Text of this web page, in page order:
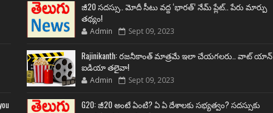
జీ20 సదస్సు.. మోదీ సీటు వద్ద ‘భారత్’ నేమ్ ప్లేట్‌.. పేరు మార్పు
తథ్యం!
Admin Sept 09, 2023
Rajinikanth: రజనీకాంత్ మాత్రమే ఇలా చేయగలరు.. వాట్ యాన్
ఐడియా తలైవా!
Admin Sept 09, 2023
G20: జీ20 అంటే ఏంటి? ఏ ఏ దేశాలకు సభ్యత్వం? సదస్సుకు